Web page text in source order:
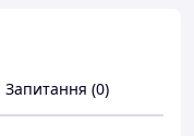
безпеки
Запитання (0)